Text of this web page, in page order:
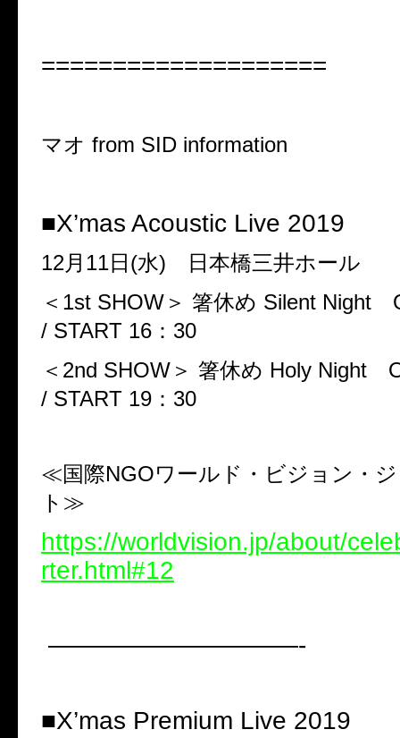
====================
マオ from SID information
■X’mas Acoustic Live 2019
12月 11日(水) 日本橋三井ホール
＜ 1st SHOW ＞ 箸休め Silent Night
/ START 16 ： 30
＜ 2nd SHOW ＞ 箸休め Holy Night
/ START 19 ： 30
≪国際NGOワールド・ビジョン・
ト≫
https://worldvision.jp/about/
rter.html#12
——————————-
■X’mas Premium Live 2019